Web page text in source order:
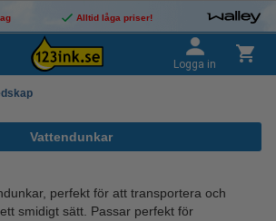
Alltid låga priser!
Logga in
Vattendunkar
perfekt för att transportera och
smidigt sätt. Passar perfekt för